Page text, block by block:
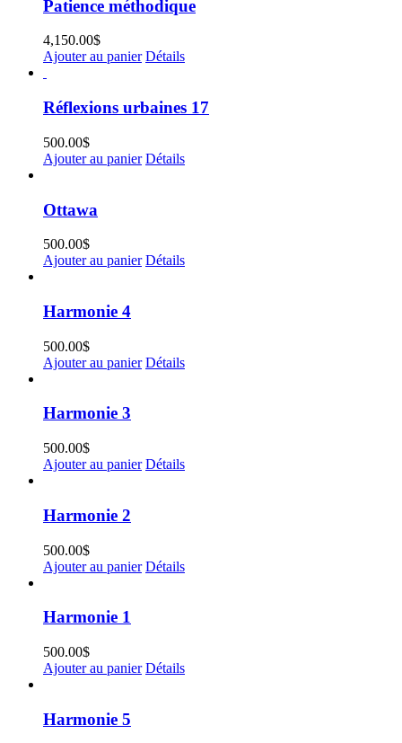
Patience méthodique
4,150.00$
Ajouter au panier Détails
Réflexions urbaines 17
500.00$
Ajouter au panier Détails
Ottawa
500.00$
Ajouter au panier Détails
Harmonie 4
500.00$
Ajouter au panier Détails
Harmonie 3
500.00$
Ajouter au panier Détails
Harmonie 2
500.00$
Ajouter au panier Détails
Harmonie 1
500.00$
Ajouter au panier Détails
Harmonie 5